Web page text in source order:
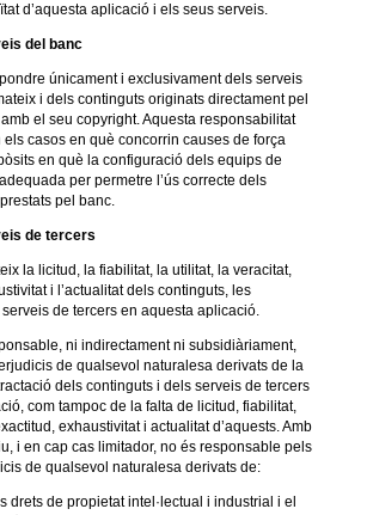
d’aquesta aplicació i els seus serveis.
del banc
únicament i exclusivament dels serveis
i dels continguts originats directament pel
el seu copyright. Aquesta responsabilitat
casos en què concorrin causes de força
en què la configuració dels equips de
per permetre l’ús correcte dels
pel banc.
de tercers
la licitud, la fiabilitat, la utilitat, la veracitat,
i l’actualitat dels continguts, les
de tercers en aquesta aplicació.
ni indirectament ni subsidiàriament,
de qualsevol naturalesa derivats de la
dels continguts i dels serveis de tercers
com tampoc de la falta de licitud, fiabilitat,
exhaustivitat i actualitat d’aquests. Amb
i en cap cas limitador, no és responsable pels
de qualsevol naturalesa derivats de:
drets de propietat intel·lectual i industrial i el